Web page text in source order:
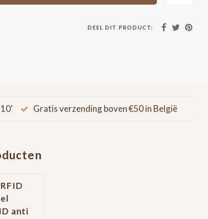
DEEL DIT PRODUCT:
Gratis verzending boven €50 in België
anti